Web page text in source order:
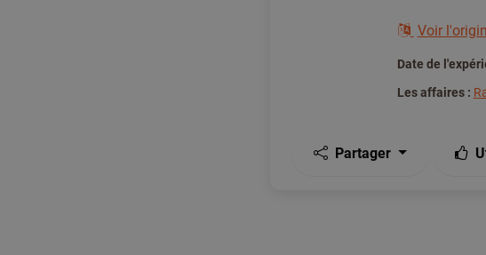
Voir
Date de
Les affaires :
Partager